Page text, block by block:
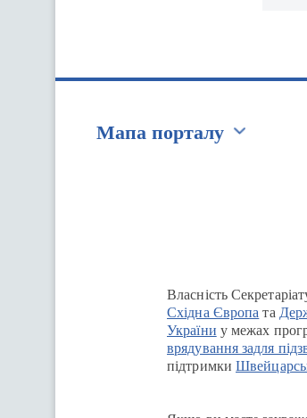
Мапа порталу
Власність
Східна Європа та
України у межах
врядування задля
підтримки